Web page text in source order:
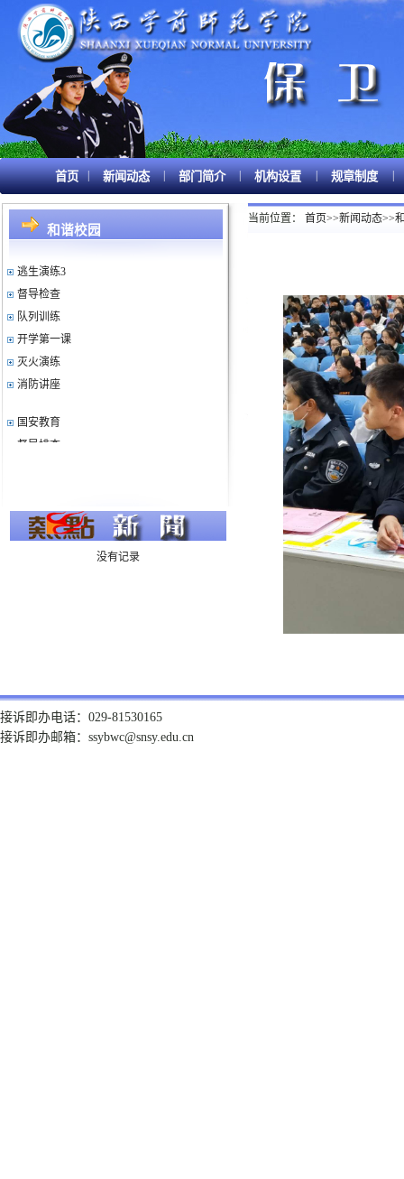
首页 | 新闻动态 | 部门简介 | 机构设置 | 规章制度 |
和谐校园
国安教育
督导排查
逃生演练1
逃生演练2
逃生演练3
督导检查
队列训练
开学第一课
灭火演练
消防讲座
国安教育
督导排查
督导检查
没有记录
当前位置： 首页>>新闻动态>>
接诉即办电话：029-81530165
接诉即办邮箱：ssybwc@snsy.edu.cn